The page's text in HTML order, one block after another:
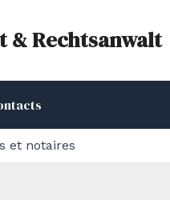
& Rechtsanwalt
et notaires